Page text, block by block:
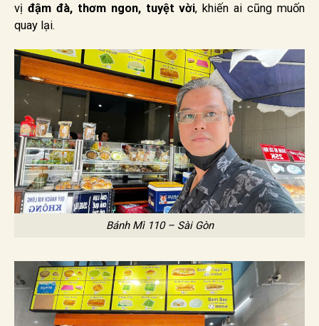
vị đậm đà, thơm ngon, tuyệt vời, khiến ai cũng muốn
quay lại.
Bánh Mì 110 – Sài Gòn